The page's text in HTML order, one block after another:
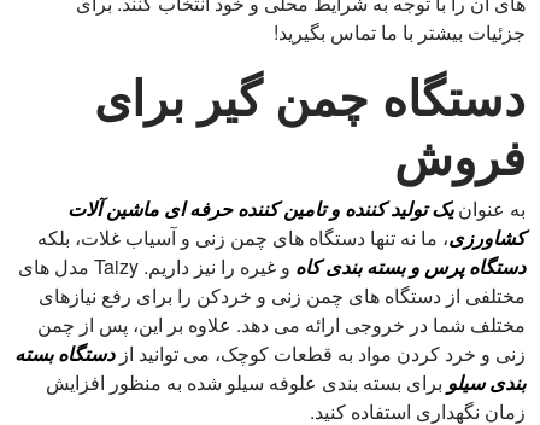
جزئیات بیشتر با ما تماس بگیرید!
دستگاه چمن گیر برای
فروش
به عنوانیک تولید کننده و تامین کننده حرفه ای ماشین آلات
کشاورزی، ما نه تنها دستگاه های چمن زنی و آسیاب غلات، بلکه
دستگاه پرس و بسته بندی کاه
و غیره را نیز داریم. Taizy مدل های
مختلفی از دستگاه های چمن زنی و خردکن را برای رفع نیازهای
مختلف شما در خروجی ارائه می دهد. علاوه بر این، پس از چمن
زنی و خرد کردن مواد به قطعات کوچک، می توانید ازدستگاه بسته
بندی سیلو برای بسته بندی علوفه سیلو شده به منظور افزایش
زمان نگهداری استفاده کنید.